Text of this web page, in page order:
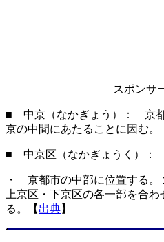
スポンサ
■ 中京（なかぎょう）： 京
京の中間にあたることに因む。
■ 中京区（なかぎょうく）：
・ 京都市の中部に位置する。
上京区・下京区の各一部を合
る。【 出典】